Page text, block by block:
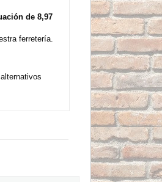
de 8,97
ferretería.